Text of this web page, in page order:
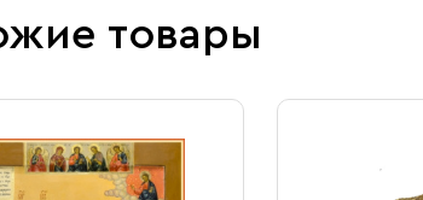
товары